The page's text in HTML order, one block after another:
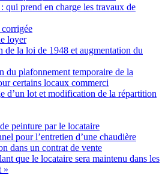
qui prend en charge les travaux de
loyer
de la loi de 1948 et augmentation du
du plafonnement temporaire de la
certains locaux commerci
d’un lot et modification de la répartition
peinture par le locataire
pour l’entretien d’une chaudière
dans un contrat de vente
que le locataire sera maintenu dans les
»